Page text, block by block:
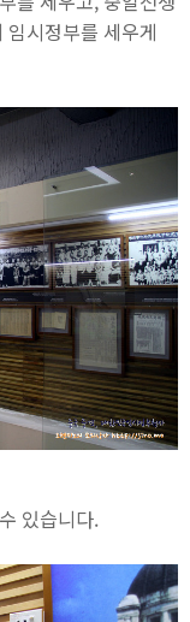
시정부를 세우게
있습니다.